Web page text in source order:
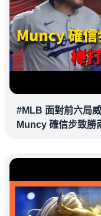
#MLB 面對前六局
Muncy 確信步致勝